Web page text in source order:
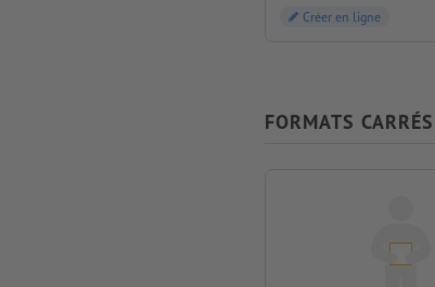
Créer en ligne
FORMATS CARRÉS